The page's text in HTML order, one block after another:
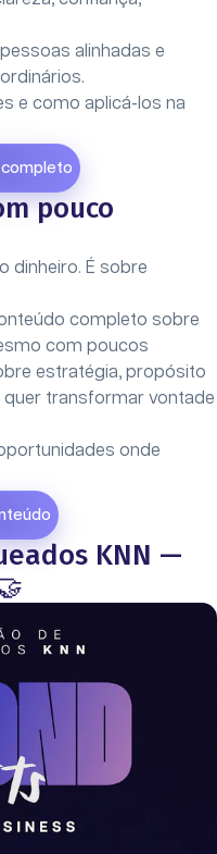
alinhadas e
e como aplicá-los na
pouco
dinheiro. É sobre
completo sobre
com poucos
estratégia, propósito
quer transformar vontade
onde
KNN —